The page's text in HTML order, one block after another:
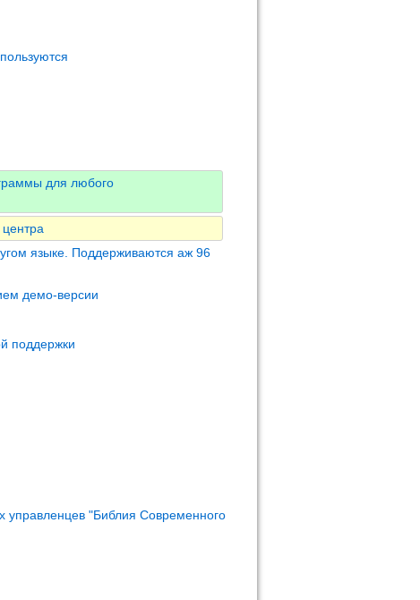
для любого
языке. Поддерживаются аж 96
демо-версии
поддержки
"Библия Современного